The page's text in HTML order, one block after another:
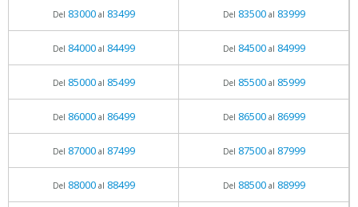
Del 83000al 83499 Del 83500al 83999
Del 84000al 84499 Del 84500al 84999
Del 85000al 85499 Del 85500al 85999
Del 86000al 86499 Del 86500al 86999
Del 87000al 87499 Del 87500al 87999
Del 88000al 88499 Del 88500al 88999